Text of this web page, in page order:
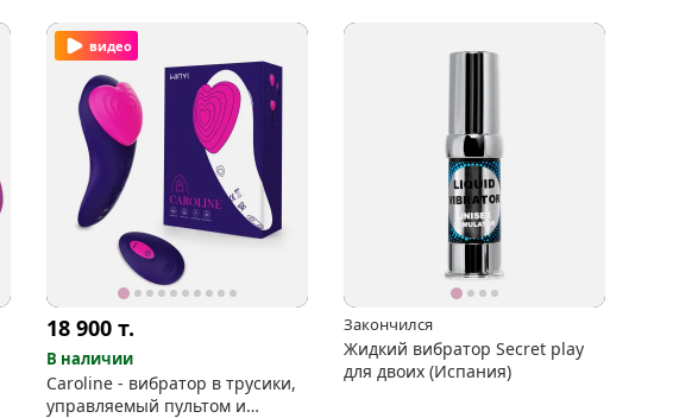
видео
18 900 т.
В наличии
Caroline - вибратор в трусики,
управляемый пультом и
Закончился
Жидкий вибратор Secret play
для двоих (Испания)